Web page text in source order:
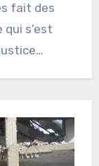
fait des
qui s’est